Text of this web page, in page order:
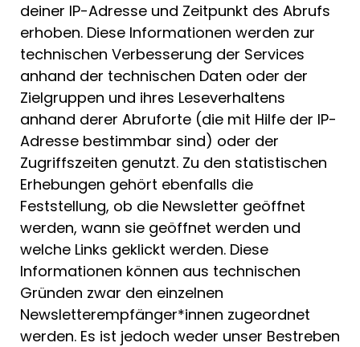
deiner IP-Adresse und Zeitpunkt des Abrufs
erhoben. Diese Informationen werden zur
technischen Verbesserung der Services
anhand der technischen Daten oder der
Zielgruppen und ihres Leseverhaltens
anhand derer Abruforte (die mit Hilfe der IP-
Adresse bestimmbar sind) oder der
Zugriffszeiten genutzt. Zu den statistischen
Erhebungen gehört ebenfalls die
Feststellung, ob die Newsletter geöffnet
werden, wann sie geöffnet werden und
welche Links geklickt werden. Diese
Informationen können aus technischen
Gründen zwar den einzelnen
Newsletterempfänger*innen zugeordnet
werden. Es ist jedoch weder unser Bestreben